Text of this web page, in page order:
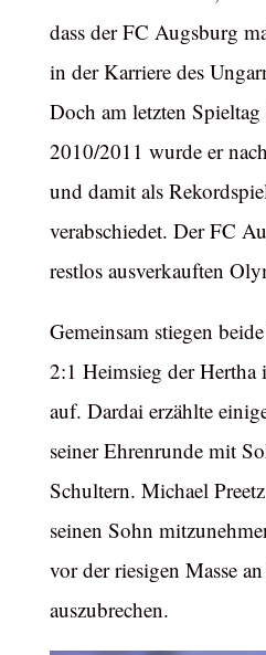
dass der FC Augsburg
in der Karriere des
Doch am letzten Spieltag
2010/2011 wurde er
und damit als
verabschiedet. Der FC
restlos ausverkauften
Gemeinsam stiegen
2:1 Heimsieg der Hertha
auf. Dardai erzählte
seiner Ehrenrunde mit
Schultern. Michael
seinen Sohn
vor der riesigen Masse
auszubrechen.